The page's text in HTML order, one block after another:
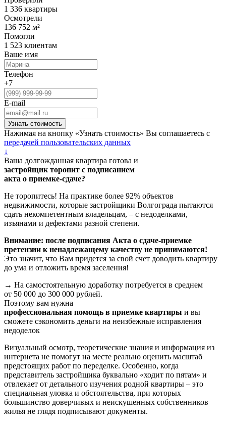
1 336 квартиры
Осмотрели
136 752 м²
Помогли
1 523 клиентам
Ваше имя
Телефон
+7
E-mail
Нажимая на кнопку «Узнать стоимость» Вы соглашаетесь с
передачей пользовательских данных
↓
Ваша долгожданная квартира готова и
застройщик торопит с подписанием
акта о приемке-сдаче?
Не торопитесь! На практике более 92% объектов
недвижимости, которые застройщики Волгограда пытаются
сдать некомпетентным владельцам, – с недоделками,
изъянами и дефектами разной степени.
Внимание: после подписания Акта о сдаче-приемке
претензии к ненадлежащему качеству не принимаются!
Это значит, что Вам придется за свой счет доводить квартиру
до ума и отложить время заселения!
→ На самостоятельную доработку потребуется в среднем
от 50 000 до 300 000 рублей.
Поэтому вам нужна
профессиональная помощь в приемке квартиры и вы
сможете сэкономить деньги на неизбежные исправления
недоделок
Визуальный осмотр, теоретические знания и информация из
интернета не помогут на месте реально оценить масштаб
предстоящих работ по переделке. Особенно, когда
представитель застройщика буквально «ходит по пятам» и
отвлекает от детального изучения родной квартиры – это
специальная уловка и обстоятельства, при которых
большинство доверчивых и неискушенных собственников
жилья не глядя подписывают документы.